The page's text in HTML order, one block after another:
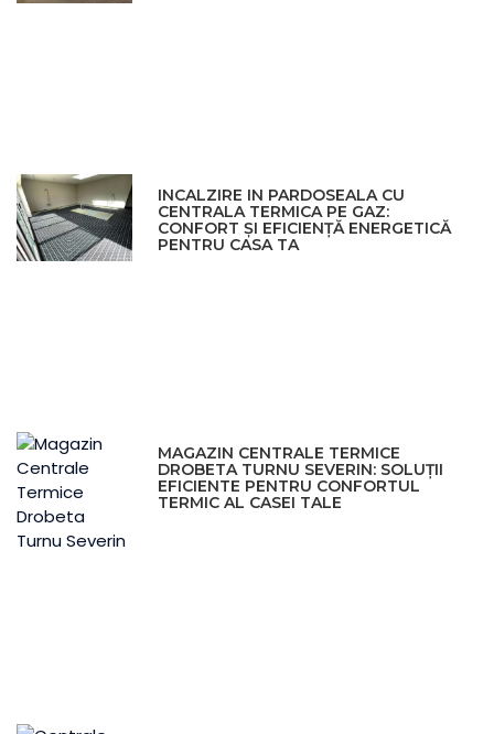
INCALZIRE IN PARDOSEALA CU
CENTRALA TERMICA PE GAZ:
CONFORT ȘI EFICIENȚĂ ENERGETICĂ
PENTRU CASA TA
MAGAZIN CENTRALE TERMICE
DROBETA TURNU SEVERIN: SOLUȚII
EFICIENTE PENTRU CONFORTUL
TERMIC AL CASEI TALE